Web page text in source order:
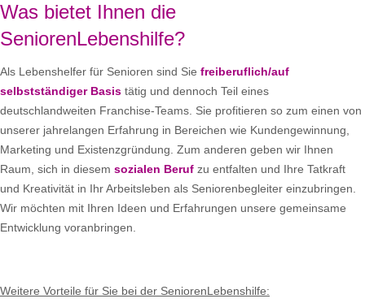
Was bietet Ihnen die
SeniorenLebenshilfe?
Als Lebenshelfer für Senioren sind Sie freiberuflich/auf
selbstständiger Basis tätig und dennoch Teil eines
deutschlandweiten Franchise-Teams. Sie profitieren so zum einen von
unserer jahrelangen Erfahrung in Bereichen wie Kundengewinnung,
Marketing und Existenzgründung. Zum anderen geben wir Ihnen
Raum, sich in diesem sozialen Beruf zu entfalten und Ihre Tatkraft
und Kreativität in Ihr Arbeitsleben als Seniorenbegleiter einzubringen.
Wir möchten mit Ihren Ideen und Erfahrungen unsere gemeinsame
Entwicklung voranbringen.
Weitere Vorteile für Sie bei der SeniorenLebenshilfe: